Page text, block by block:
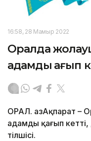
16:58, 28 Мамыр 2022
Оралда
адамды қағып
ОРАЛ. ҚазАқпарат –
адамды қағып кетті,
тілшісі.